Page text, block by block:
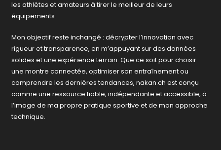
les athlètes et amateurs à tirer le meilleur de leurs
équipements.
Mon objectif reste inchangé : décrypter l’innovation avec
rigueur et transparence, en m’appuyant sur des données
solides et une expérience terrain. Que ce soit pour choisir
une montre connectée, optimiser son entraînement ou
comprendre les dernières tendances, nakan.ch est conçu
comme une ressource fiable, indépendante et accessible, à
l’image de ma propre pratique sportive et de mon approche
technique.